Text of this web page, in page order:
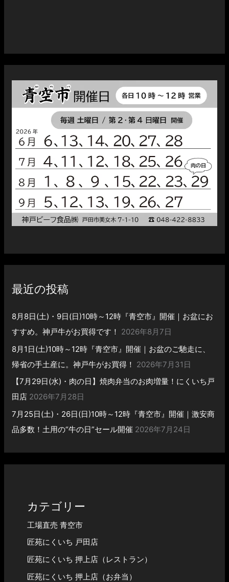
最近の投稿
8月8日(土)・9日(日)10時～12時『青空市』開催｜お盆にお
すすめ。神戸牛がお買得です！ 2026年8月7日
8月1日(土)10時～12時『青空市』開催｜お盆のご馳走に、
帰省の手土産に。神戸牛がお買得！ 2026年7月31日
【7月29日(水)・肉の日】焼肉弁当のお肉増量！にくいち戸
田店 2026年7月28日
7月25日(土)・26日(日)10時～12時『青空市』開催｜激安商
品多数！土用の“牛の日”セール開催 2026年7月24日
カテゴリー
工場直売 青空市
匠苑にくいち 戸田店
匠苑にくいち 押上店（レストラン）
匠苑にくいち 押上店（お弁当）